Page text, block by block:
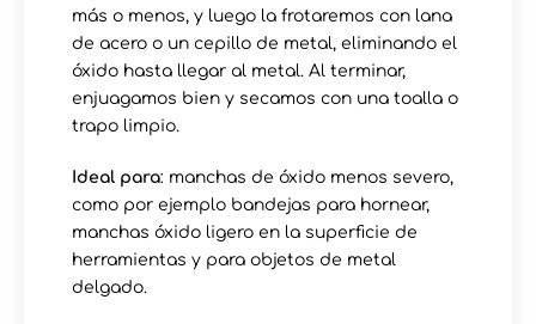
más o menos, y luego la frotaremos con lana
de acero o un cepillo de metal, eliminando el
óxido hasta llegar al metal. Al terminar,
enjuagamos bien y secamos con una toalla o
trapo limpio.
Ideal para: manchas de óxido menos severo,
como por ejemplo bandejas para hornear,
manchas óxido ligero en la superficie de
herramientas y para objetos de metal
delgado.